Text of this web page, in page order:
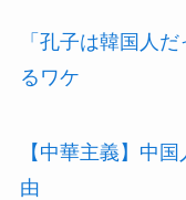
「孔子は韓国人
るワケ
【中華主義】中
由